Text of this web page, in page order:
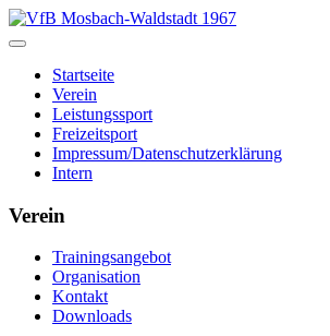
Startseite
Verein
Leistungssport
Freizeitsport
Impressum/Datenschutzerklärung
Intern
Verein
Trainingsangebot
Organisation
Kontakt
Downloads